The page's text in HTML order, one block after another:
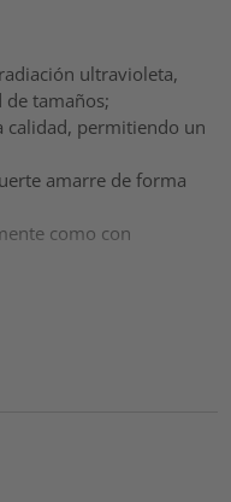
ultravioleta,
de tamaños;
calidad, permitiendo un
amarre de forma
como con